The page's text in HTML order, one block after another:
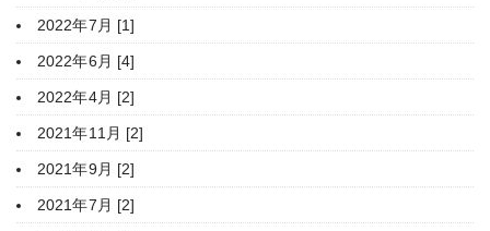
2022年7月 [1]
2022年6月 [4]
2022年4月 [2]
2021年11月 [2]
2021年9月 [2]
2021年7月 [2]